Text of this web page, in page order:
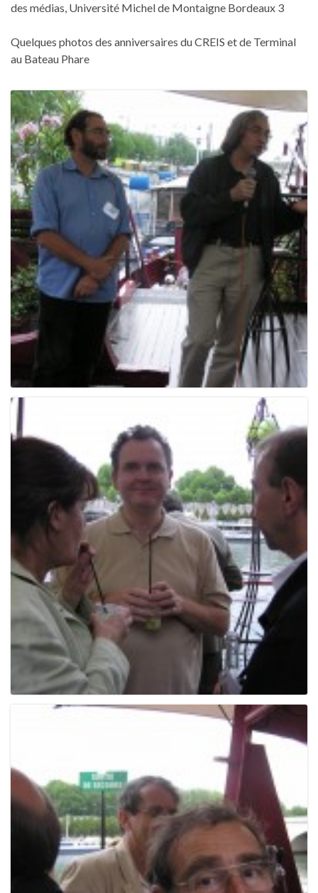
des médias, Université Michel de Montaigne Bordeaux 3
Quelques photos des anniversaires du CREIS et de Terminal
au Bateau Phare